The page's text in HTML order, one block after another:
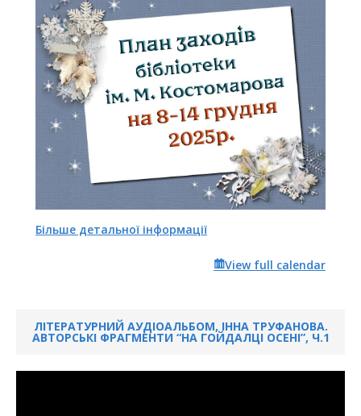
Більше детальної інформації
View full calendar
ЛІТЕРАТУРНИЙ АУДІОАЛЬБОМ, ІННА ТРУФАНОВА.
АВТОРСЬКІ ФРАГМЕНТИ “НА ГОЙДАЛЦІ ОСЕНІ”, Ч.1